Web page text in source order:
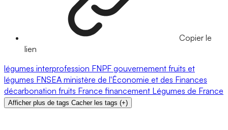
Copier le
lien
légumes interprofession FNPF gouvernement fruits et
légumes FNSEA ministère de l'Économie et des Finances
décarbonation fruits France financement Légumes de France
Afficher plus de tags Cacher les tags (+)